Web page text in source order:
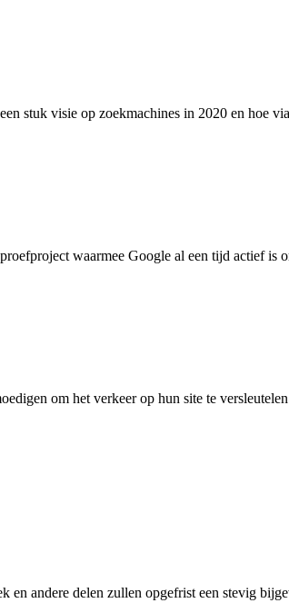
stuk visie op zoekmachines in 2020 en hoe
waarmee Google al een tijd actief is
om het verkeer op hun site te
en andere delen zullen opgefrist een stevig